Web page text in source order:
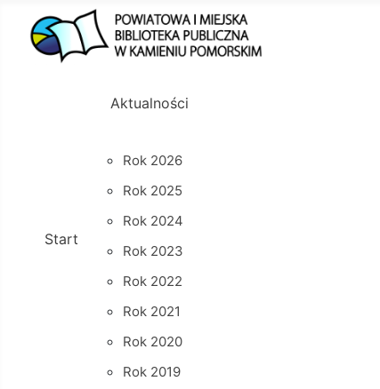
Start
Aktualności
Rok 2026
Rok 2025
Rok 2024
Rok 2023
Rok 2022
Rok 2021
Rok 2020
Rok 2019